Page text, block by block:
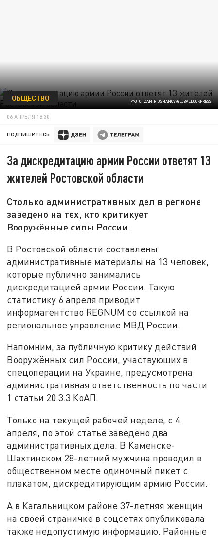
ФОТО: ZAMIR USMANOV/GLOBALLOOKPRESS
ОБЩЕСТВО
06 АПРЕЛЯ 18:30
ПОДПИШИТЕСЬ:
За дискредитацию армии России ответят 13
жителей Ростовской области
Столько административных дел в регионе
заведено на тех, кто критикует
Вооружённые силы России.
В Ростовской области составлены
административные материалы на 13 человек,
которые публично занимались
дискредитацией армии России. Такую
статистику 6 апреля приводит
информагентство REGNUM со ссылкой на
региональное управление МВД России.
Напомним, за публичную критику действий
Вооружённых сил России, участвующих в
спецоперации на Украине, предусмотрена
административная ответственность по части
1 статьи 20.3.3 КоАП.
Только на текущей рабочей неделе, с 4
апреля, по этой статье заведено два
административных дела. В Каменске-
Шахтинском 28-летний мужчина проводил в
общественном месте одиночный пикет с
плакатом, дискредитирующим армию России.
А в Кагальницком районе 37-летняя женщин
на своей страничке в соцсетях опубликовала
также недопустимую информацию. Районные